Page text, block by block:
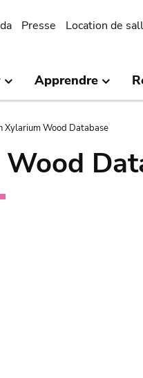
Presse Location de
Apprendre
Xylarium Wood Database